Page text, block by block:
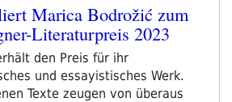
Marica Bodrožić zum
Literaturpreis 2023
den Preis für ihr
und essayistisches Werk.
Texte zeugen von überaus